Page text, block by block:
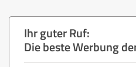
Ihr guter Ruf:
Die beste Werbung